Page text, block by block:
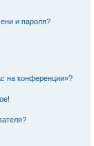
и пароля?
на конференции»?